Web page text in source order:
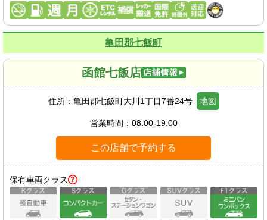
亀田郡七飯町
函館七飯店
住所： 亀田郡七飯町大川1丁目7番24号 地図
営業時間： 08:00-19:00
この店舗で予約する
保有車両クラス